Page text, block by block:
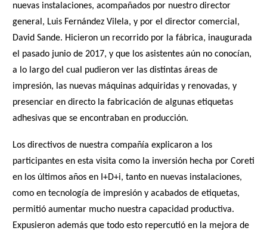
nuevas instalaciones, acompañados por nuestro director
general, Luis Fernández Vilela, y por el director comercial,
David Sande. Hicieron un recorrido por la fábrica, inaugurada
el pasado junio de 2017, y que los asistentes aún no conocían,
a lo largo del cual pudieron ver las distintas áreas de
impresión, las nuevas máquinas adquiridas y renovadas, y
presenciar en directo la fabricación de algunas etiquetas
adhesivas que se encontraban en producción.
Los directivos de nuestra compañía explicaron a los
participantes en esta visita como la inversión hecha por Coreti
en los últimos años en I+D+i, tanto en nuevas instalaciones,
como en tecnología de impresión y acabados de etiquetas,
permitió aumentar mucho nuestra capacidad productiva.
Expusieron además que todo esto repercutió en la mejora de